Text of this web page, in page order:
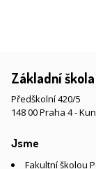
Základní
Předškolní 420/5
148 00 Praha 4 -
Jsme
Fakultní školou